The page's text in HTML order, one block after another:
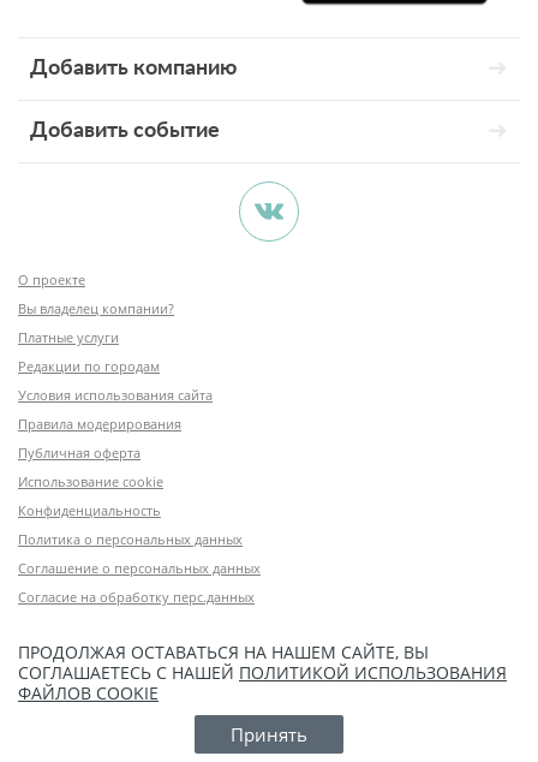
Добавить компанию
Добавить событие
О проекте
Вы владелец компании?
Платные услуги
Редакции по городам
Условия использования сайта
Правила модерирования
Публичная оферта
Использование cookie
Конфиденциальность
Политика о персональных данных
Соглашение о персональных данных
Согласие на обработку перс.данных
ПРОДОЛЖАЯ ОСТАВАТЬСЯ НА НАШЕМ САЙТЕ, ВЫ
СОГЛАШАЕТЕСЬ С НАШЕЙ ПОЛИТИКОЙ ИСПОЛЬЗОВАНИЯ
ФАЙЛОВ COOKIE
Принять